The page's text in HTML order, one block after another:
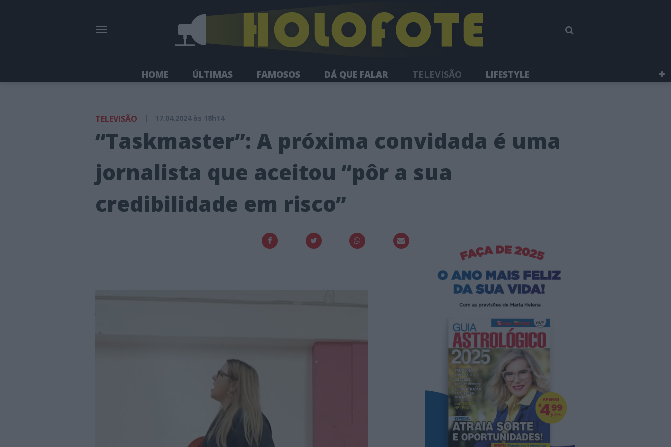
HOME ÚLTIMAS FAMOSOS DÁ QUE FALAR TELEVISÃO
LIFESTYLE
TELEVISÃO | 17.04.2024 às 18h14
“Taskmaster”: A próxima convidada é uma
jornalista que aceitou “pôr a sua
credibilidade em risco”